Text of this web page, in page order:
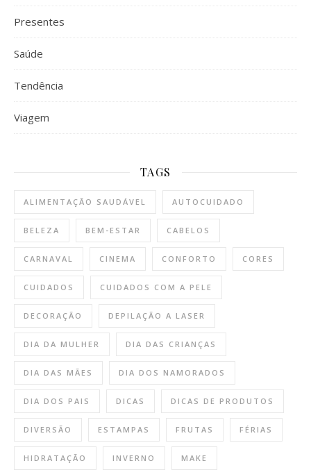
Presentes
Saúde
Tendência
Viagem
TAGS
ALIMENTAÇÃO SAUDÁVEL AUTOCUIDADO
BELEZA BEM-ESTAR CABELOS
CARNAVAL CINEMA CONFORTO CORES
CUIDADOS CUIDADOS COM A PELE
DECORAÇÃO DEPILAÇÃO A LASER
DIA DA MULHER DIA DAS CRIANÇAS
DIA DAS MÃES DIA DOS NAMORADOS
DIA DOS PAIS DICAS DICAS DE PRODUTOS
DIVERSÃO ESTAMPAS FRUTAS FÉRIAS
HIDRATAÇÃO INVERNO MAKE